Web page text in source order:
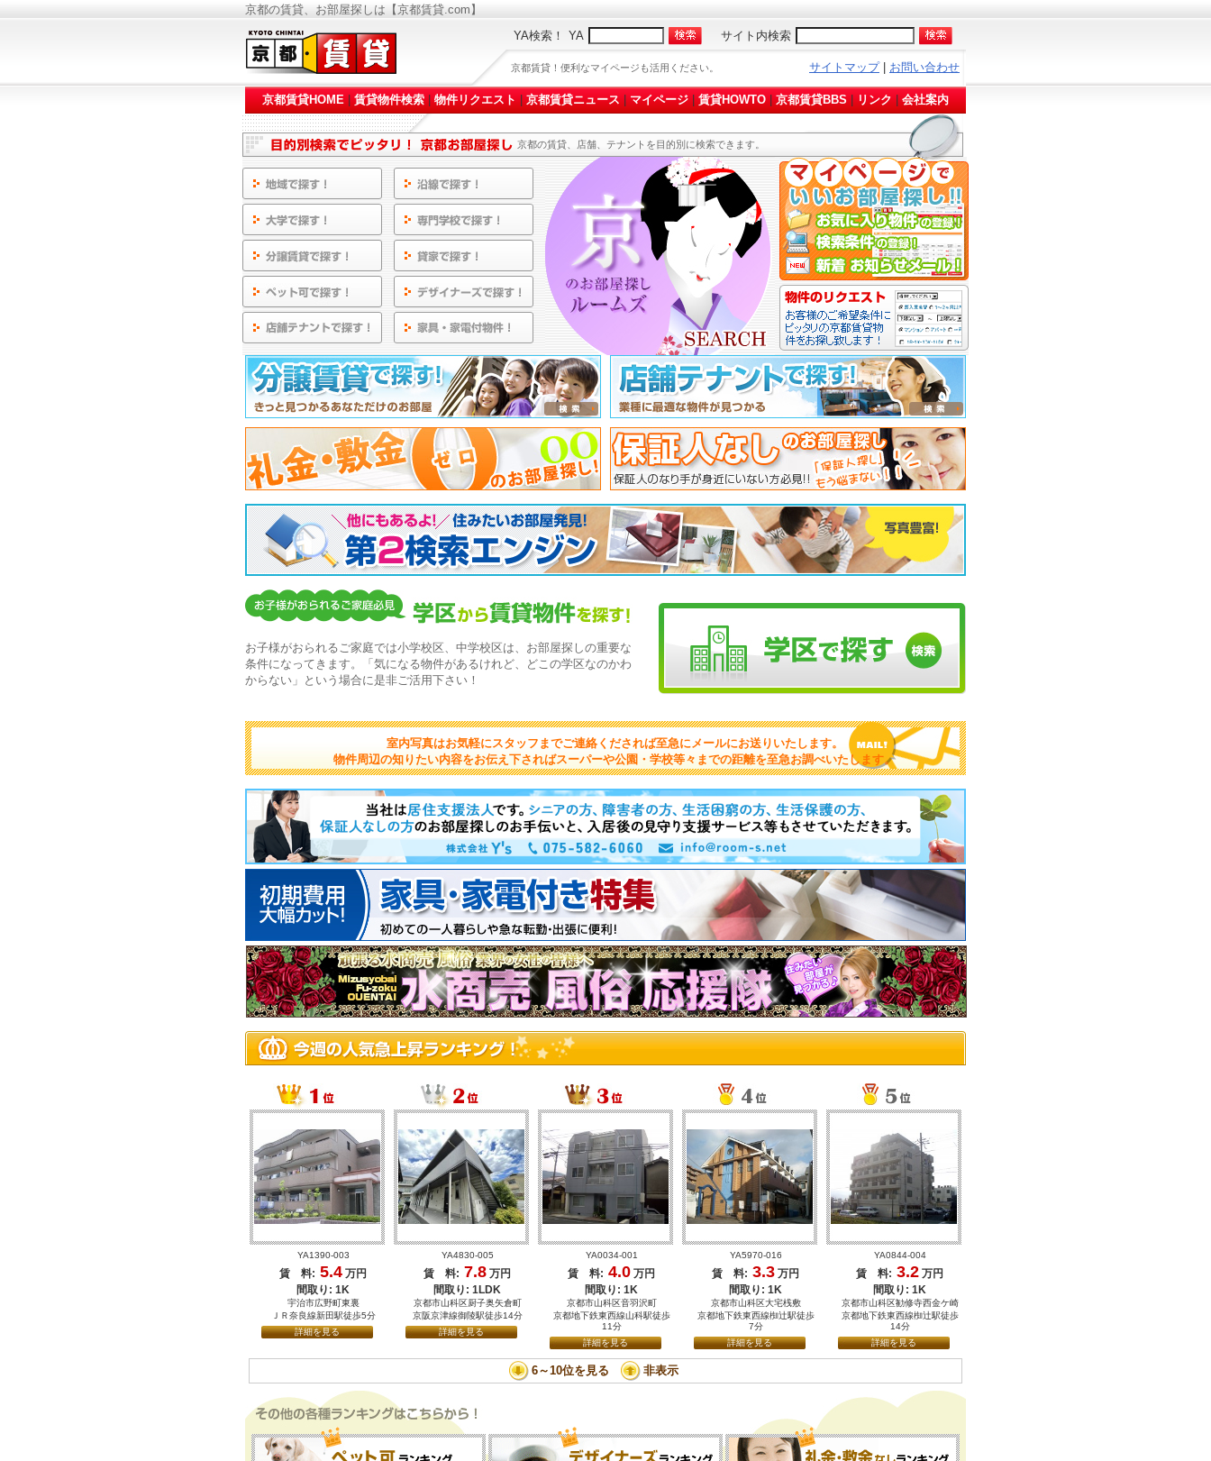
京都の賃貸、お部屋探しは【京都賃貸.com】
YA検索！
YA サイト内検索
京都賃貸！便利なマイページも活用ください。 サイトマップ| お問い合わせ
京都賃貸HOME 賃貸物件検索 物件リクエスト 京都賃貸ニュース マイページ 賃貸HOWTO 京都賃貸BBS リンク 会社案内
京都の賃貸、店舗、テナントを目的別に検索できます。
お子様がおられるご家庭では小学校区、中学校区は、お部屋探しの重要な
条件になってきます。「気になる物件があるけれど、どこの学区なのかわ
からない」という場合に是非ご活用下さい！
室内写真はお気軽にスタッフまでご連絡くだされば至急にメールにお送りいたします。
物件周辺の知りたい内容をお伝え下さればスーパーや公園・学校等々までの距離を至急お調べいたします。
YA1390-003
賃 料: 5.4 万円
間取り: 1K
宇治市広野町東裏
ＪＲ奈良線新田駅徒歩5分
詳細を見る
YA4830-005
賃 料: 7.8 万円
間取り: 1LDK
京都市山科区厨子奥矢倉町
京阪京津線御陵駅徒歩14分
詳細を見る
YA0034-001
賃 料: 4.0 万円
間取り: 1K
京都市山科区音羽沢町
京都地下鉄東西線山科駅徒歩
11分
詳細を見る
YA5970-016
賃 料: 3.3 万円
間取り: 1K
京都市山科区大宅桟敷
京都地下鉄東西線椥辻駅徒歩
7分
詳細を見る
YA0844-004
賃 料: 3.2 万円
間取り: 1K
京都市山科区勧修寺西金ケ崎
京都地下鉄東西線椥辻駅徒歩
14分
詳細を見る